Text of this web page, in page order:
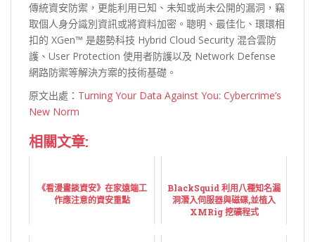
傳統資安防禦，更能利用已知、未知或尚未公開的漏洞，竊
取個人身分識別資訊或將資料加密。聰明、最佳化、環環相
扣的 XGen™ 是趨勢科技 Hybrid Cloud Security 混合雲防
護、User Protection 使用者防護以及 Network Defense
網路防禦等解決方案的技術基礎。
原文出處： Turning Your Data Against You: Cybercrime’s
New Norm
相關文章:
《看漫畫談資安》在家遠端工
作應注意的資安重點
BlackSquid 利用八種知名漏
洞潛入伺服器與磁碟,並植入
XMRig 挖礦程式